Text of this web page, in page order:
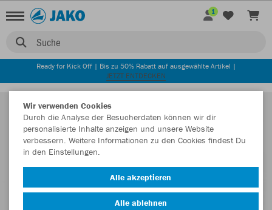
Suche
1
Ready for Kick Off | Bis zu 50% Rabatt auf ausgewählte Artikel |
JETZT ENTDECKEN
Wir verwenden Cookies
Durch die Analyse der Besucherdaten können wir dir
personalisierte Inhalte anzeigen und unsere Website
verbessern. Weitere Informationen zu den Cookies findest Du
in den Einstellungen.
Alle akzeptieren
Alle ablehnen